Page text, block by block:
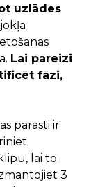
uzlādes
Lai pareizi
fāzi,
parasti ir
lai to
3